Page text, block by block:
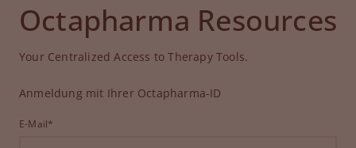
Octapharma Resources
Your Centralized Access to Therapy Tools.
Anmeldung mit Ihrer Octapharma-ID
E-Mail*